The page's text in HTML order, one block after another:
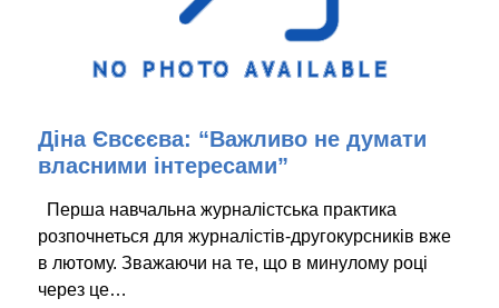
Діна Євсєєва: “Важливо не думати
власними інтересами”
Перша навчальна журналістська практика
розпочнеться для журналістів-другокурсників вже
в лютому. Зважаючи на те, що в минулому році
через це…